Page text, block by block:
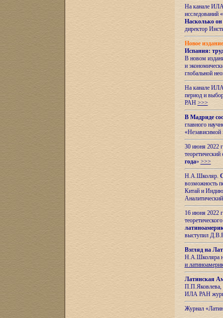
На канале ИЛА
исследований «
Насколько он
директор
Новое
Испания:
В новом
и
глобальной
На канале
период и
РАН >>>
В Мадриде
главного
«Независимой
30 июня 2022
года» >>>
Н.А.Школяр.
возможность
Китай и
16 июня 2022
выступил
Взгляд на
Н.А.Школяра
и
Латинская
П.П.Яковлева,
ИЛА РАН
Журнал